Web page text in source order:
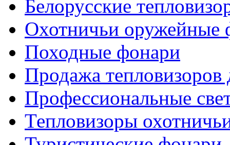
Белорусские
Охотничьи оружейные
Походные фонари
Продажа тепловизоров
Профессиональные
Тепловизоры